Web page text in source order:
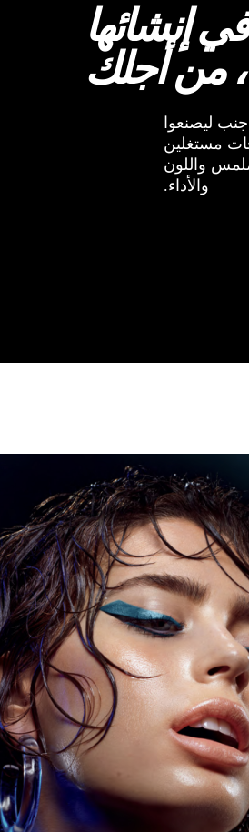
إنشائها
من أجلك
جنب ليصنعوا
مستغلين
واللون
والأداء.